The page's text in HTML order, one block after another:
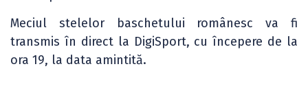
Meciul stelelor baschetului românesc va fi
transmis în direct la DigiSport, cu începere de la
ora 19, la data amintită.